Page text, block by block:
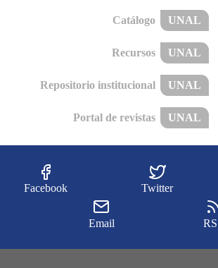
Catálogo UNAL
Recursos UNAL
Repositorio institucional UNAL
Portal de revistas UNAL
Facebook Twitter
Email